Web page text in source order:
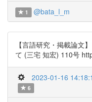
1 @bata_l_m
【言語研究・掲載論文
て (三宅 知宏) 110号
2023-01-16
6